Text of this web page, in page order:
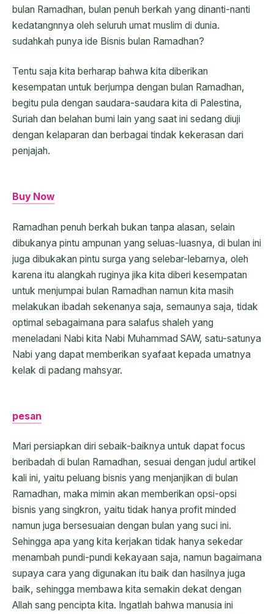
bulan Ramadhan, bulan penuh berkah yang dinanti-nanti
kedatangnnya oleh seluruh umat muslim di dunia.
sudahkah punya ide Bisnis bulan Ramadhan?
Tentu saja kita berharap bahwa kita diberikan
kesempatan untuk berjumpa dengan bulan Ramadhan,
begitu pula dengan saudara-saudara kita di Palestina,
Suriah dan belahan bumi lain yang saat ini sedang diuji
dengan kelaparan dan berbagai tindak kekerasan dari
penjajah.
Buy Now
Ramadhan penuh berkah bukan tanpa alasan, selain
dibukanya pintu ampunan yang seluas-luasnya, di bulan ini
juga dibukakan pintu surga yang selebar-lebarnya, oleh
karena itu alangkah ruginya jika kita diberi kesempatan
untuk menjumpai bulan Ramadhan namun kita masih
melakukan ibadah sekenanya saja, semaunya saja, tidak
optimal sebagaimana para salafus shaleh yang
meneladani Nabi kita Nabi Muhammad SAW, satu-satunya
Nabi yang dapat memberikan syafaat kepada umatnya
kelak di padang mahsyar.
pesan
Mari persiapkan diri sebaik-baiknya untuk dapat focus
beribadah di bulan Ramadhan, sesuai dengan judul artikel
kali ini, yaitu peluang bisnis yang menjanjikan di bulan
Ramadhan, maka mimin akan memberikan opsi-opsi
bisnis yang singkron, yaitu tidak hanya profit minded
namun juga bersesuaian dengan bulan yang suci ini.
Sehingga apa yang kita kerjakan tidak hanya sekedar
menambah pundi-pundi kekayaan saja, namun bagaimana
supaya cara yang digunakan itu baik dan hasilnya juga
baik, sehingga membawa kita semakin dekat dengan
Allah sang pencipta kita. Ingatlah bahwa manusia ini